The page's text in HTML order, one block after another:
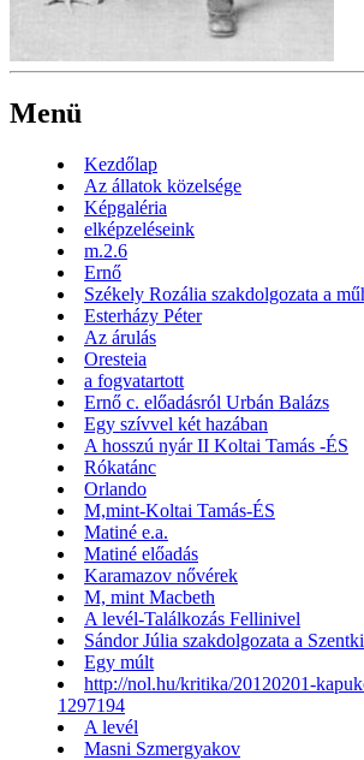
Menü
Kezdőlap
Az állatok közelsége
Képgaléria
elképzeléseink
m.2.6
Ernő
Székely Rozália szakdolgozata a
Esterházy Péter
Az árulás
Oresteia
a fogvatartott
Ernő c. előadásról Urbán Balázs
Egy szívvel két hazában
A hosszú nyár II Koltai Tamás -ÉS
Rókatánc
Orlando
M,mint-Koltai Tamás-ÉS
Matiné e.a.
Matiné előadás
Karamazov nővérek
M, mint Macbeth
A levél-Találkozás Fellinivel
Sándor Júlia szakdolgozata a
Egy múlt
http://nol.hu/kritika/20120201-
1297194
A levél
Masni Szmergyakov